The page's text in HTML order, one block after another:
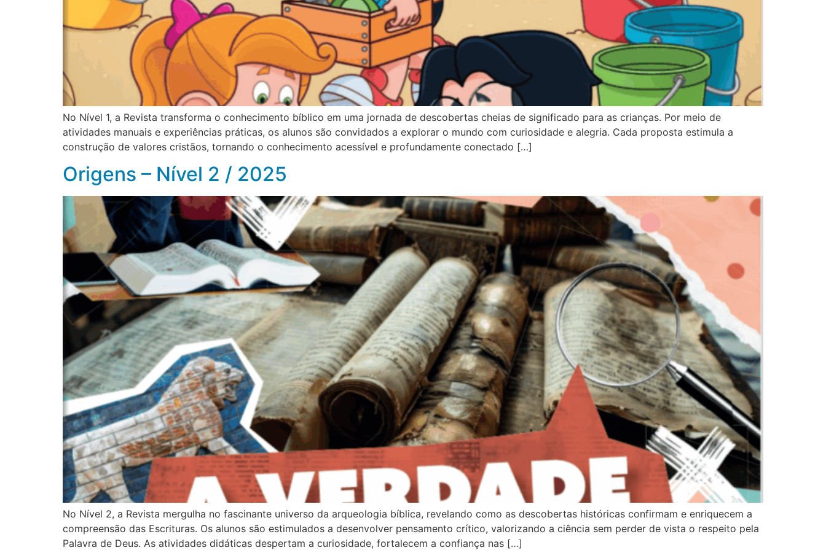
No Nível 1, a Revista transforma o conhecimento bíblico em uma jornada de descobertas cheias de significado para as crianças. Por meio de
atividades manuais e experiências práticas, os alunos são convidados a explorar o mundo com curiosidade e alegria. Cada proposta estimula a
construção de valores cristãos, tornando o conhecimento acessível e profundamente conectado […]
Origens – Nível 2 / 2025
No Nível 2, a Revista mergulha no fascinante universo da arqueologia bíblica, revelando como as descobertas históricas confirmam e enriquecem a
compreensão das Escrituras. Os alunos são estimulados a desenvolver pensamento crítico, valorizando a ciência sem perder de vista o respeito pela
Palavra de Deus. As atividades didáticas despertam a curiosidade, fortalecem a confiança nas […]